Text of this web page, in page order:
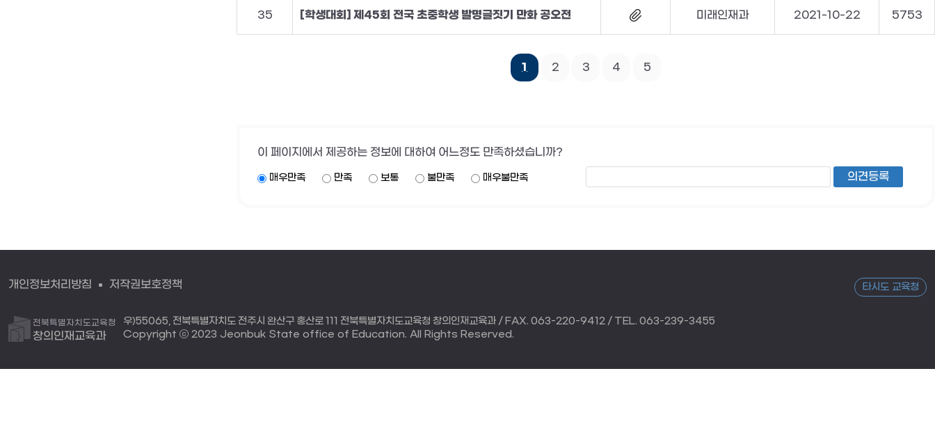
35 [학생대회] 제45회 전국 초중학생 발명글짓기 만화 공오전 미래인재과 2021-10-22 5753
1 2 3 4 5
이 페이지에서 제공하는 정보에 대하여 어느정도 만족하셨습니까?
매우만족 만족 보통 불만족 매우불만족
개인정보처리방침 저작권보호정책 타시도 교육청
전북특별자치도교육청
창의인재교육과
우)55065, 전북특별자치도 전주시 완산구 홍산로 111 전북특별자치도교육청 창의인재교육과 / FAX. 063-220-9412 / TEL. 063-239-3455
Copyright ⓒ 2023 Jeonbuk State office of Education. All Rights Reserved.